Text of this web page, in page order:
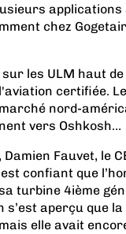
applications
chez
les ULM haut de
certifiée.
nord-
vers Oshkosh…
Fauvet, le
confiant que
turbine 4ième
s’est aperçu que
elle avait